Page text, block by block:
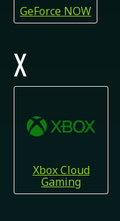
GeForce NOW
X
Xbox Cloud
Gaming